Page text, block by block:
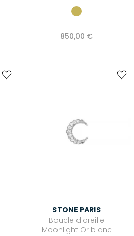
850,00 €
STONE PARIS
Boucle d'oreille
Moonlight Or blanc